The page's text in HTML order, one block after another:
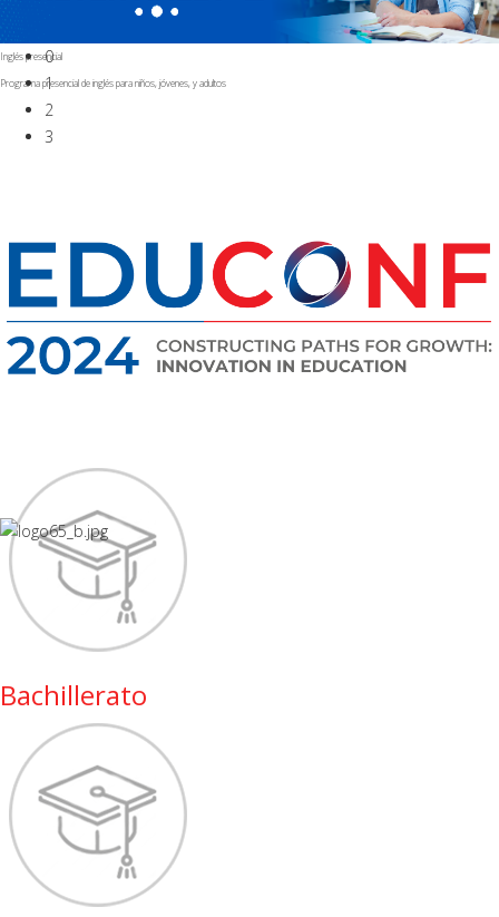
Inglés presencial
Programa presencial de inglés para niños, jóvenes, y adultos
0
1
2
3
Bachillerato